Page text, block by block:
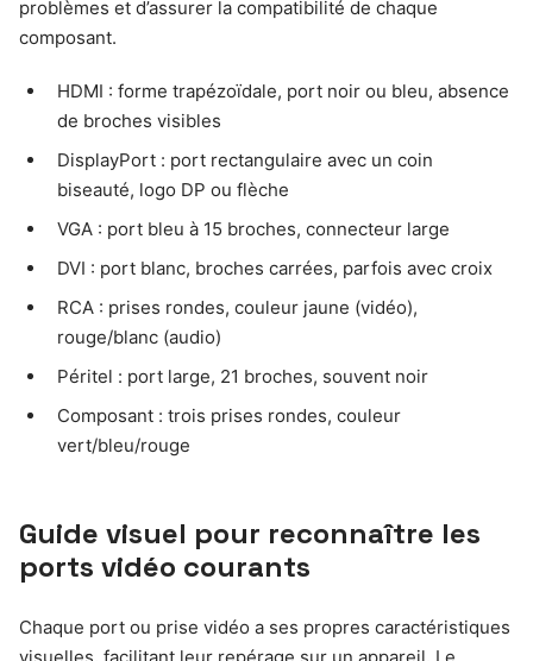
problèmes et d’assurer la compatibilité de chaque
composant.
HDMI : forme trapézoïdale, port noir ou bleu, absence
de broches visibles
DisplayPort : port rectangulaire avec un coin
biseauté, logo DP ou flèche
VGA : port bleu à 15 broches, connecteur large
DVI : port blanc, broches carrées, parfois avec croix
RCA : prises rondes, couleur jaune (vidéo),
rouge/blanc (audio)
Péritel : port large, 21 broches, souvent noir
Composant : trois prises rondes, couleur
vert/bleu/rouge
Guide visuel pour reconnaître les
ports vidéo courants
Chaque port ou prise vidéo a ses propres caractéristiques